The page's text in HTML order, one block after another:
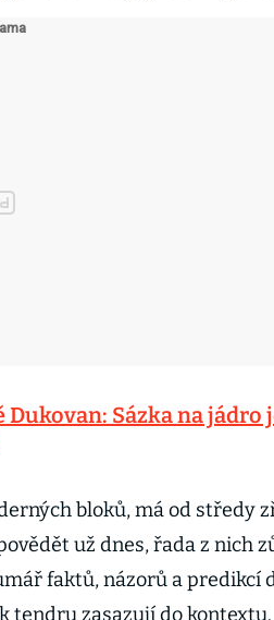
Sázka na jádro
bloků, má od středy
už dnes, řada z nich
faktů, názorů a predikcí
tendru zasazují do